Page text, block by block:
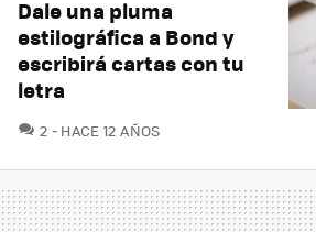
Dale una pluma
estilográfica a Bond y
escribirá cartas con tu
letra
2 COMENTARIOS
HACE 12 AÑOS